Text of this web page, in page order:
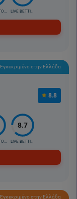
ΕΙΔΙΚΑ ΣΤΟΙΧ. LIVE BETTING
Εγκεκριμένο στην Ελλάδα
8.8
ΕΙΔΙΚΑ ΣΤΟΙΧ.
8.7
LIVE BETTING
Εγκεκριμένο στην Ελλάδα